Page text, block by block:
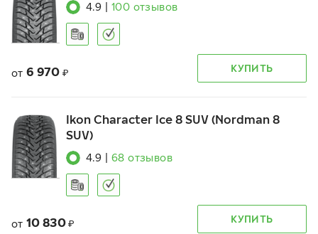
4.9 100 отзывов
от 6 970 ₽ КУПИТЬ
Ikon Character Ice 8 SUV (Nordman 8
SUV)
4.9 68 отзывов
от 10 830 ₽ КУПИТЬ